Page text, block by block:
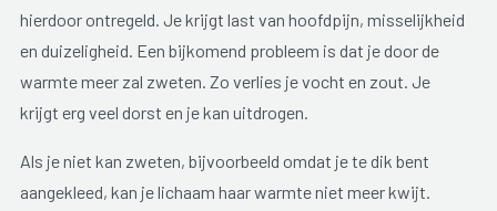
hierdoor ontregeld. Je krijgt last van hoofdpijn, misselijkheid
en duizeligheid. Een bijkomend probleem is dat je door de
warmte meer zal zweten. Zo verlies je vocht en zout. Je
krijgt erg veel dorst en je kan uitdrogen.
Als je niet kan zweten, bijvoorbeeld omdat je te dik bent
aangekleed, kan je lichaam haar warmte niet meer kwijt.